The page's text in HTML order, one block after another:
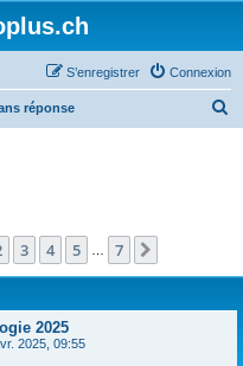
Connexion
S’enregistrer
réponse
c
7
3 4 5 7
2025
2025, 09:55